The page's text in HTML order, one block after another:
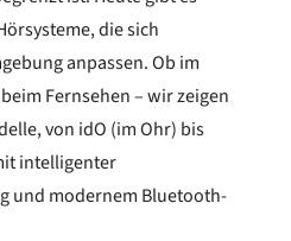
die sich
anpassen. Ob im
Fernsehen – wir zeigen
von idO (im Ohr) bis
intelligenter
und modernem Bluetooth-